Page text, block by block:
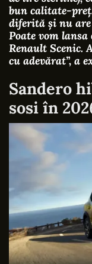
bun calitate-
diferită și nu
Poate vom
Renault Scenic.
cu adevărat”, a
Sandero
sosi în